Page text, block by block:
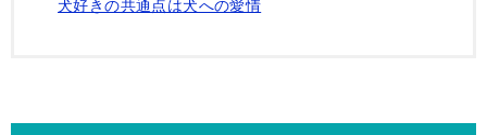
犬好きの共通点は犬への愛情